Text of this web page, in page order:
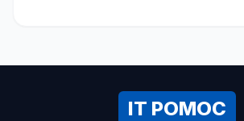
IT POMOC